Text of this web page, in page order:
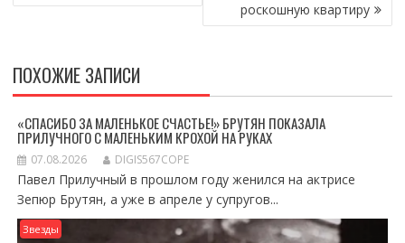
роскошную квартиру
ПОХОЖИЕ ЗАПИСИ
«СПАСИБО ЗА МАЛЕНЬКОЕ СЧАСТЬЕ!» БРУТЯН ПОКАЗАЛА
ПРИЛУЧНОГО С МАЛЕНЬКИМ КРОХОЙ НА РУКАХ
07.08.2026 DIGIS567COPE
Павел Прилучный в прошлом году женился на актрисе
Зепюр Брутян, а уже в апреле у супругов...
Звезды